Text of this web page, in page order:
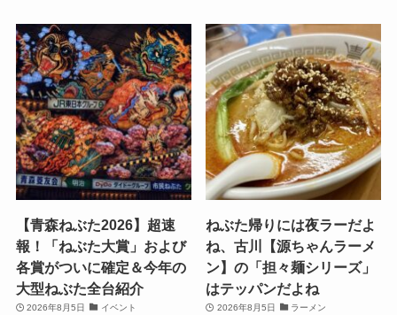
【青森ねぶた2026】超速
報！「ねぶた大賞」および
各賞がついに確定＆今年の
大型ねぶた全台紹介
2026年8月5日 イベント
ねぶた帰りには夜ラーだよ
ね、古川【源ちゃんラーメ
ン】の「担々麺シリーズ」
はテッパンだよね
2026年8月5日 ラーメン